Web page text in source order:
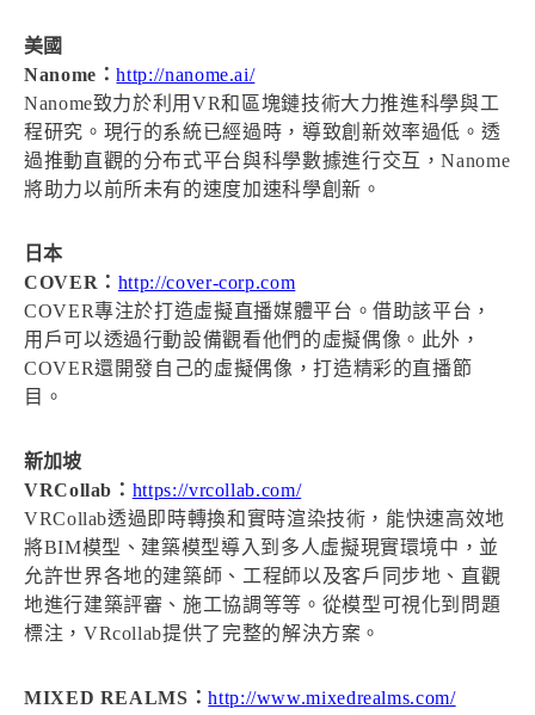
美國
Nanome：http://nanome.ai/
Nanome致力於利用VR和區塊鏈技術大力推進科學與工
程研究。現行的系統已經過時，導致創新效率過低。透
過推動直觀的分布式平台與科學數據進行交互，Nanome
將助力以前所未有的速度加速科學創新。
日本
COVER： http://cover-corp.com
COVER專注於打造虛擬直播媒體平台。借助該平台，
用戶可以透過行動設備觀看他們的虛擬偶像。此外，
COVER還開發自己的虛擬偶像，打造精彩的直播節
目。
新加坡
VRCollab： https://vrcollab.com/
VRCollab透過即時轉換和實時渲染技術，能快速高效地
將BIM模型、建築模型導入到多人虛擬現實環境中，並
允許世界各地的建築師、工程師以及客戶同步地、直觀
地進行建築評審、施工協調等等。從模型可視化到問題
標注，VRcollab提供了完整的解決方案。
MIXED REALMS：http://www.mixedrealms.com/